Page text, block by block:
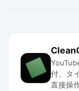
付、タ
直接操作